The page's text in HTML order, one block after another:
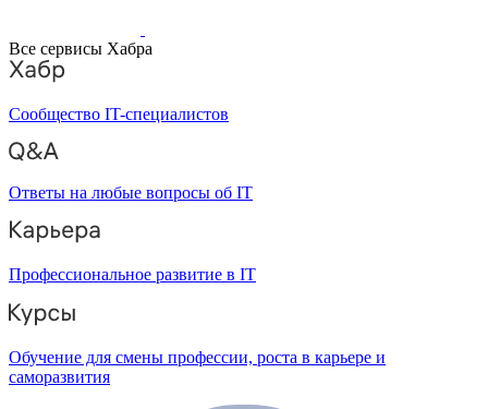
Все сервисы Хабра
Сообщество IT-специалистов
Ответы на любые вопросы об IT
Профессиональное развитие в IT
Обучение для смены профессии, роста в карьере и
саморазвития